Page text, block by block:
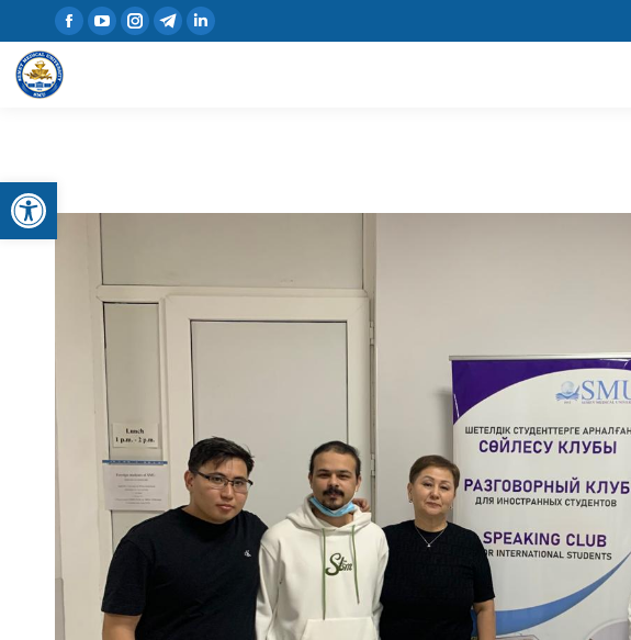
Открыть панель инструментов